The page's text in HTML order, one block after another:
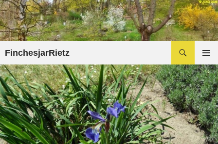
Zum
Inhalt
springen
FinchesjarRietz
MENÜ